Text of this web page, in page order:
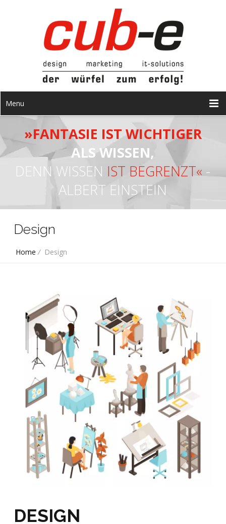
Menu
»FANTASIE IST WICHTIGER
ALS WISSEN,
DENN WISSEN IST BEGRENZT« -
ALBERT EINSTEIN
Design
Home /Design
DESIGN